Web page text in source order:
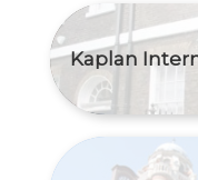
Kaplan